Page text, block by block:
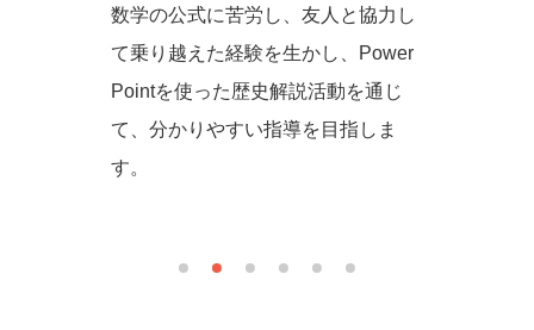
数学の公式に苦労し、友人と協力し
て乗り越えた経験を生かし、Power
Pointを使った歴史解説活動を通じ
て、分かりやすい指導を目指しま
す。